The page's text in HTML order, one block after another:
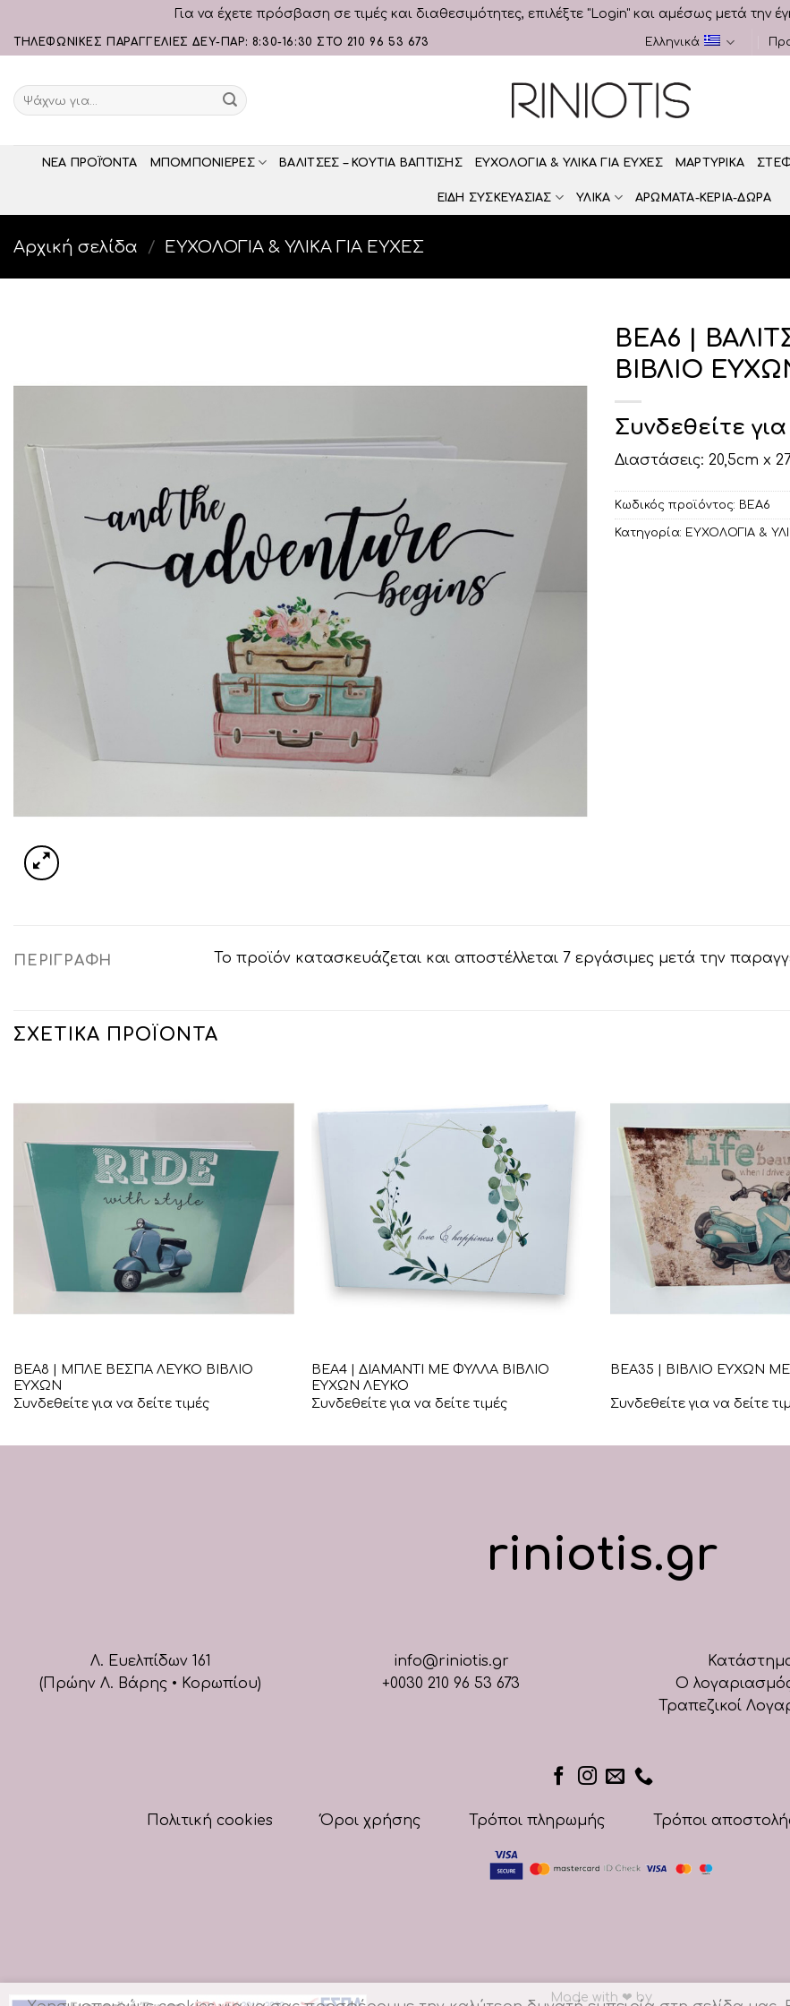
Για να έχετε πρόσβαση σε τιμές και διαθεσιμότητες, επιλέξτε "Login" και αμέσως μετά την
Skip
to
content
ΤΗΛΕΦΩΝΙΚΕΣ ΠΑΡΑΓΓΕΛΙΕΣ ΔΕΥ-ΠΑΡ: 8:30-16:30 ΣΤΟ 210 96 53 673 Ελληνικά
Αναζήτηση
για:
ΝΕΑ ΠΡΟΪΌΝΤΑ ΜΠΟΜΠΟΝΙΕΡΕΣ ΒΑΛΙΤΣΕΣ – ΚΟΥΤΙΑ ΒΑΠΤΙΣΗΣ ΕΥΧΟΛΟΓΙΑ & ΥΛΙΚΑ ΓΙΑ ΕΥΧΕΣ ΜΑΡΤΥΡΙΚΑ
ΕΙΔΗ ΣΥΣΚΕΥΑΣΙΑΣ ΥΛΙΚΑ ΑΡΩΜΑΤΑ-ΚΕΡΙΑ-ΔΩΡΑ
Αρχική σελίδα / ΕΥΧΟΛΟΓΙΑ & ΥΛΙΚΑ ΓΙΑ ΕΥΧΕΣ
ΒΕΑ6 |
ΒΙΒΛΙΟ
Συνδεθείτε
Διαστάσεις: 20,5cm x
Κωδικός προϊόντος: ΒΕΑ6
Κατηγορία: ΕΥΧΟΛΟΓΙΑ &
ΠΕΡΙΓΡΑΦΉ Το προϊόν κατασκευάζεται και αποστέλλεται 7 εργάσιμες μετά την
ΣΧΕΤΙΚΆ ΠΡΟΪΌΝΤΑ
ΒΕΑ8 | ΜΠΛΕ ΒΕΣΠΑ ΛΕΥΚΟ ΒΙΒΛΙΟ
ΕΥΧΩΝ
Συνδεθείτε για να δείτε τιμές
ΒΕΑ4 | ΔΙΑΜΑΝΤΙ ΜΕ ΦΥΛΛΑ ΒΙΒΛΙΟ
ΕΥΧΩΝ ΛΕΥΚΟ
Συνδεθείτε για να δείτε τιμές
ΒΕΑ35 | ΒΙΒΛΙΟ ΕΥΧΩΝ
Συνδεθείτε για να δείτε
riniotis.gr
Λ. Ευελπίδων 161
(Πρώην Λ. Βάρης • Κορωπίου)
info@riniotis.gr
+0030 210 96 53 673
Ο
Τραπεζικοί
Πολιτική cookies Όροι χρήσης Τρόποι πληρωμής Τρόποι
Made with ❤ by